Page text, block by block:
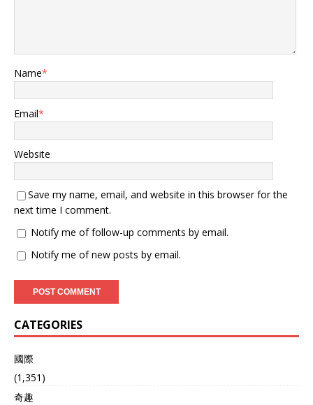
Name*
Email*
Website
Save my name, email, and website in this browser for the
next time I comment.
Notify me of follow-up comments by email.
Notify me of new posts by email.
CATEGORIES
國際
(1,351)
奇趣